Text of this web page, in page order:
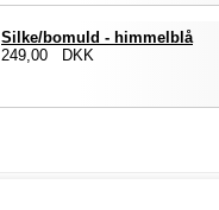
Silke/bomuld - himmelblå
249,00 DKK